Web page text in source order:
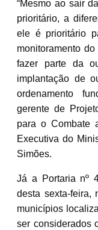
“Mesmo ao sair
prioritário, a
ele é prioritário
monitoramento
fazer parte da
implantação de
ordenamento
gerente de
para o Combate
Executiva do
Simões.
Já a Portaria nº
desta sexta-feira,
municípios
ser considerados